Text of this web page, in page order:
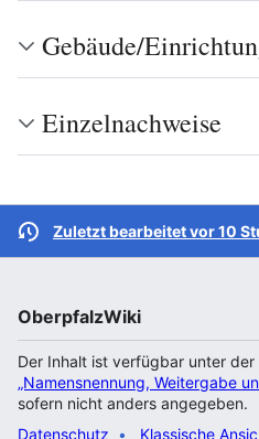
Gebäude/
Einzelnachweise
Zuletzt bearbeitet vor 10
OberpfalzWiki
Der Inhalt ist verfügbar unter der
„Namensnennung, Weitergabe
sofern nicht anders angegeben.
Datenschutz
Klassische